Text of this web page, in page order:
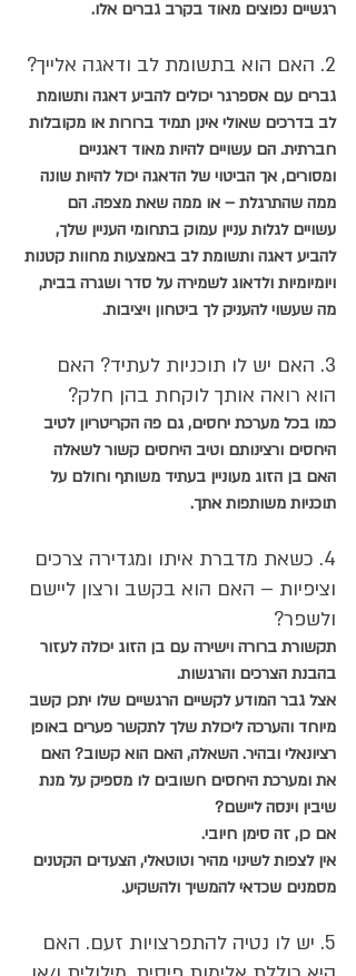
רגשיים נפוצים מאוד בקרב גברים אלו.
2. האם הוא בתשומת לב ודאגה אלייך?
גברים עם אספרגר יכולים להביע דאגה ותשומת
לב בדרכים שאולי אינן תמיד ברורות או מקובלות
חברתית. הם עשויים להיות מאוד דאגניים
ומסורים, אך הביטוי של הדאגה יכול להיות שונה
ממה שהתרגלת – או ממה שאת מצפה. הם
עשויים לגלות עניין עמוק בתחומי העניין שלך,
להביע דאגה ותשומת לב באמצעות מחוות קטנות
ויומיומיות ולדאוג לשמירה על סדר ושגרה בבית,
מה שעשוי להעניק לך ביטחון ויציבות.
3. האם יש לו תוכניות לעתיד? האם
הוא רואה אותך לוקחת בהן חלק?
כמו בכל מערכת יחסים, גם פה הקריטריון לטיב
היחסים ורצינותם וטיב היחסים קשור לשאלה
האם בן הזוג מעוניין בעתיד משותף וחולם על
תוכניות משותפות אתך.
4. כשאת מדברת איתו ומגדירה צרכים
וציפיות – האם הוא בקשב ורצון ליישם
ולשפר?
תקשורת ברורה וישירה עם בן הזוג יכולה לעזור
בהבנת הצרכים והרגשות.
אצל גבר המודע לקשיים הרגשיים שלו יתכן קשב
מיוחד והערכה ליכולת שלך לתקשר פערים באופן
רציונאלי ובהיר. השאלה, האם הוא קשוב? האם
את ומערכת היחסים חשובים לו מספיק על מנת
שיבין וינסה ליישם?
אם כן, זה סימן חיובי.
אין לצפות לשינוי מהיר וטוטאלי, הצעדים הקטנים
מסמנים שכדאי להמשיך ולהשקיע.
5. יש לו נטיה להתפרצויות זעם. האם